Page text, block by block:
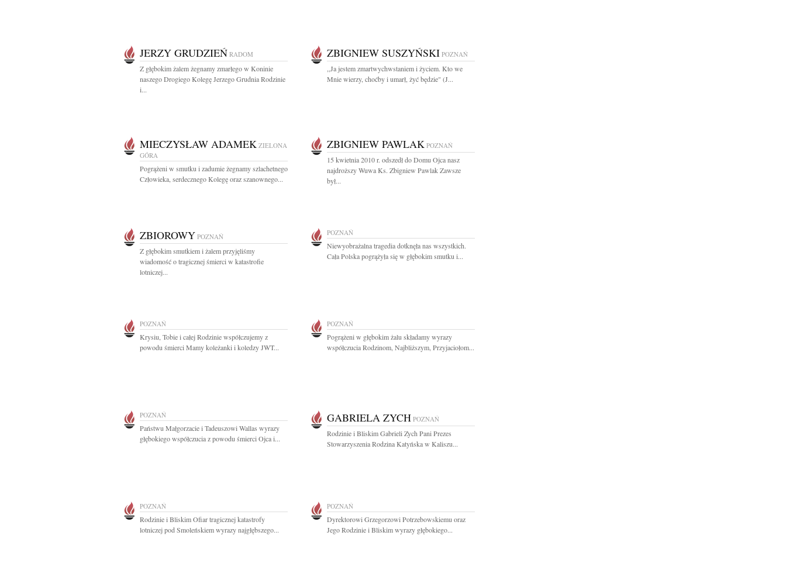
JERZY GRUDZIEŃ RADOM
Z głębokim żalem żegnamy zmarłego w Koninie
naszego Drogiego Kolegę Jerzego Grudnia Rodzinie
i...
ZBIGNIEW SUSZYŃSKI POZNAŃ
,,Ja jestem zmartwychwstaniem i życiem. Kto we
Mnie wierzy, choćby i umarł, żyć będzie" (J...
MIECZYSŁAW ADAMEK ZIELONA
GÓRA
Pogrążeni w smutku i zadumie żegnamy szlachetnego
Człowieka, serdecznego Kolegę oraz szanownego...
ZBIGNIEW PAWLAK POZNAŃ
15 kwietnia 2010 r. odszedł do Domu Ojca nasz
najdroższy Wuwa Ks. Zbigniew Pawlak Zawsze
był...
ZBIOROWY POZNAŃ
Z głębokim smutkiem i żalem przyjęliśmy
wiadomość o tragicznej śmierci w katastrofie
lotniczej...
POZNAŃ
Niewyobrażalna tragedia dotknęła nas wszystkich.
Cała Polska pogrążyła się w głębokim smutku i...
POZNAŃ
Krysiu, Tobie i całej Rodzinie współczujemy z
powodu śmierci Mamy koleżanki i koledzy JWT...
POZNAŃ
Pogrążeni w głębokim żalu składamy wyrazy
współczucia Rodzinom, Najbliższym, Przyjaciołom...
POZNAŃ
Państwu Małgorzacie i Tadeuszowi Wallas wyrazy
głębokiego współczucia z powodu śmierci Ojca i...
GABRIELA ZYCH POZNAŃ
Rodzinie i Bliskim Gabrieli Zych Pani Prezes
Stowarzyszenia Rodzina Katyńska w Kaliszu...
POZNAŃ
Rodzinie i Bliskim Ofiar tragicznej katastrofy
lotniczej pod Smoleńskiem wyrazy najgłębszego...
POZNAŃ
Dyrektorowi Grzegorzowi Potrzebowskiemu oraz
Jego Rodzinie i Bliskim wyrazy głębokiego...